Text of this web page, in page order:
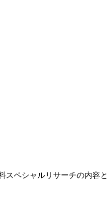
スペシャルリサーチの内容と